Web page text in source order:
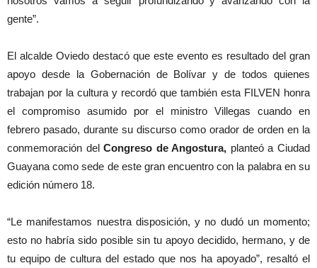
gente”.
El alcalde Oviedo destacó que este evento es resultado del gran
apoyo desde la Gobernación de Bolívar y de todos quienes
trabajan por la cultura y recordó que también esta FILVEN honra
el compromiso asumido por el ministro Villegas cuando en
febrero pasado, durante su discurso como orador de orden en la
conmemoración delCongreso de Angostura, planteó a Ciudad
Guayana como sede de este gran encuentro con la palabra en su
edición número 18.
“Le manifestamos nuestra disposición, y no dudó un momento;
esto no habría sido posible sin tu apoyo decidido, hermano, y de
tu equipo de cultura del estado que nos ha apoyado”, resaltó el